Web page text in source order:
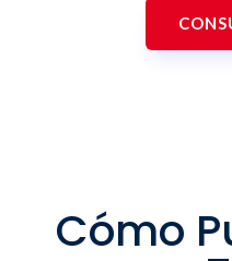
Cómo